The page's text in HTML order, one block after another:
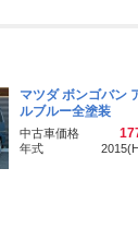
マツダ ボンゴバン
ルブルー全塗装
中古車価格
年式